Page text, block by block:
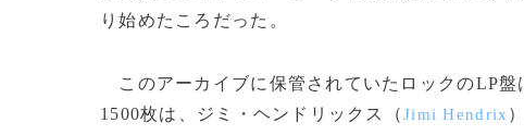
り始めたころだった。
このアーカイブに保管されていたロックのLP盤
1500枚は、ジミ・ヘンドリックス（Jimi Hendrix